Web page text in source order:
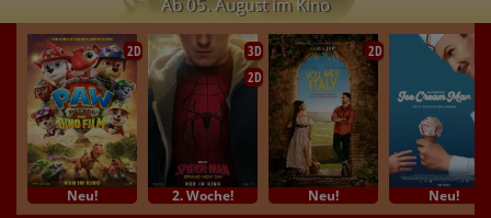
2D
Neu!
3D
2D
2. Woche!
2D
Neu! Neu!